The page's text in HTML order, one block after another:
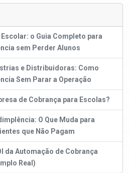
o Guia Completo para
sem Perder Alunos
e Distribuidoras: Como
Sem Parar a Operação
de Cobrança para Escolas?
O Que Muda para
que Não Pagam
da Automação de Cobrança
Real)